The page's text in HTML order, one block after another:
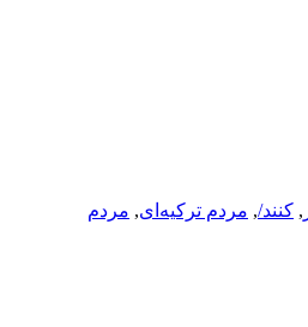
, کنند/, مردم ترکیه‌ای, مردم